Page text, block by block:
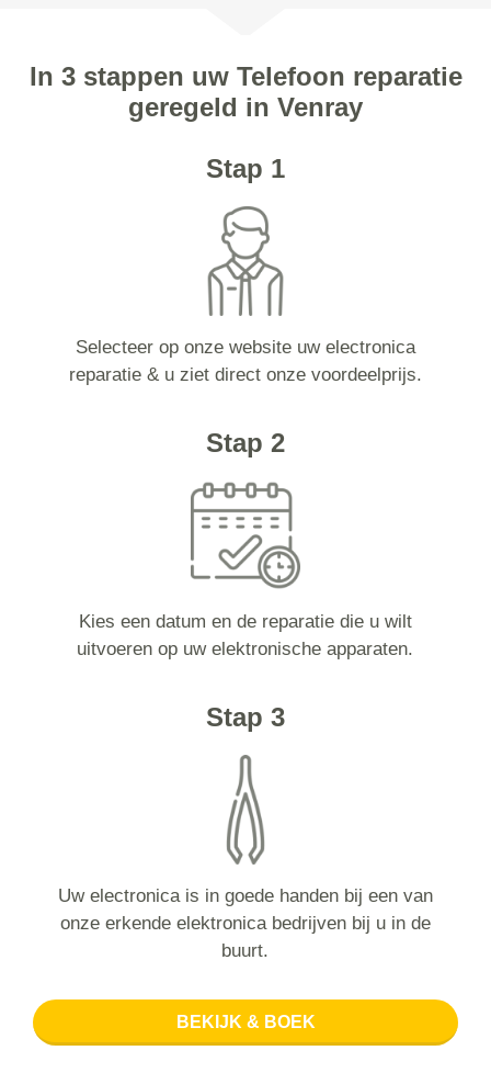
In 3 stappen uw Telefoon reparatie
geregeld in Venray
Stap 1
Selecteer op onze website uw electronica
reparatie & u ziet direct onze voordeelprijs.
Stap 2
Kies een datum en de reparatie die u wilt
uitvoeren op uw elektronische apparaten.
Stap 3
Uw electronica is in goede handen bij een van
onze erkende elektronica bedrijven bij u in de
buurt.
BEKIJK & BOEK